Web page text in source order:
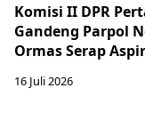
Komisi II DPR
Gandeng Parpol
Ormas Serap
16 Juli 2026